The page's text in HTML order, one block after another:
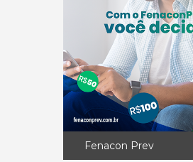
Fenacon Prev